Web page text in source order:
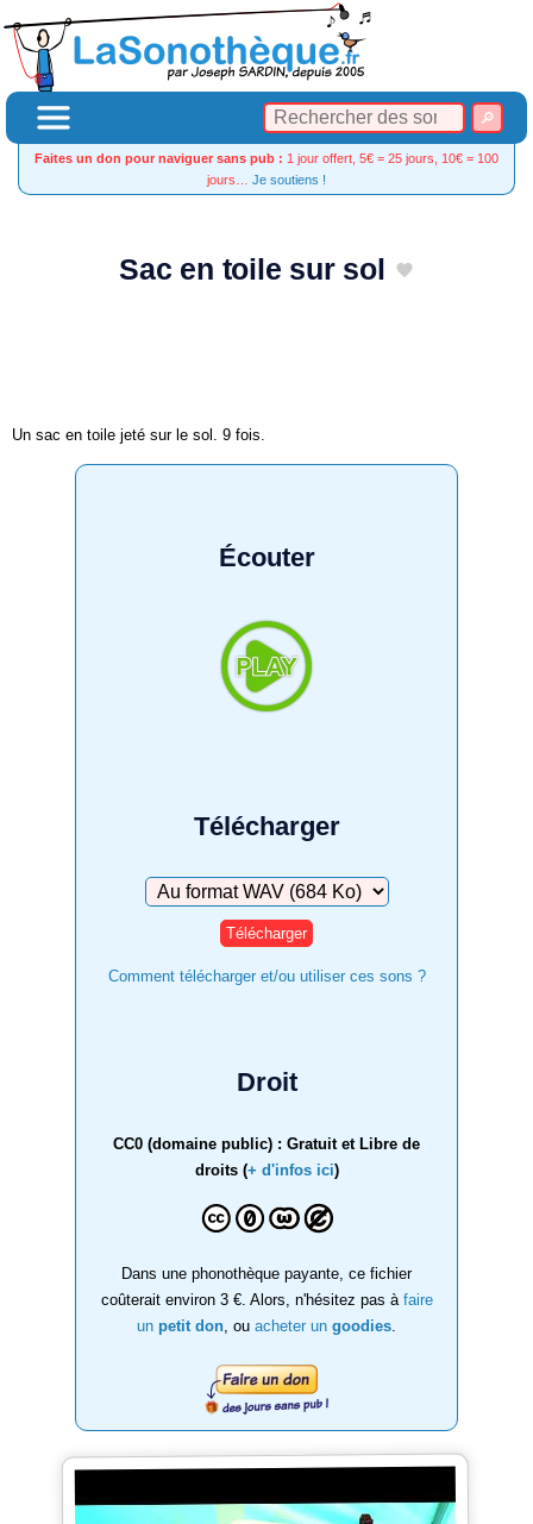
Faites un don pour naviguer sans pub : 1 jour offert, 5€ = 25 jours, 10€ = 100
jours… Je soutiens !
Sac en toile sur sol
Un sac en toile jeté sur le sol. 9 fois.
Écouter
Télécharger
Télécharger
Comment télécharger et/ou utiliser ces sons ?
Droit
CC0 (domaine public) : Gratuit et Libre de
droits (+ d'infos ici)
Dans une phonothèque payante, ce fichier
coûterait environ 3 €. Alors, n'hésitez pas à faire
un petit don , ou acheter un goodies